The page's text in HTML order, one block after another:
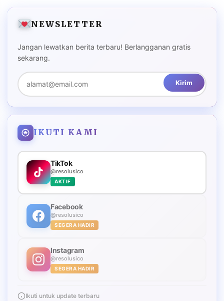
NEWSLETTER
Jangan lewatkan berita terbaru! Berlangganan gratis
sekarang.
Kirim
IKUTI KAMI
TikTok
@resolusico
AKTIF
Facebook
@resolusico
SEGERA HADIR
Instagram
@resolusico
SEGERA HADIR
Ikuti untuk update terbaru